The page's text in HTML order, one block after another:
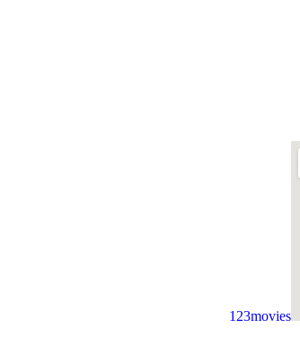
123movies